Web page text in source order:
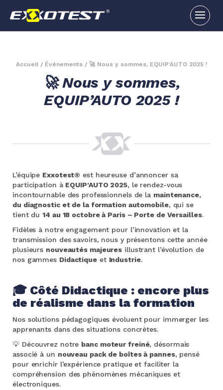
Accueil/ Événements/ 🚀 Nous y sommes, EQUIP’AUTO 2025 !
🚀 Nous y sommes,
EQUIP’AUTO 2025 !
L’équipe Exxotest® est heureuse d’annoncer sa
participation à EQUIP’AUTO 2025, le rendez-vous
incontournable des professionnels de la maintenance,
du diagnostic et de la formation automobile, qui se
tient du14 au 18 octobre à Paris – Porte de Versailles.
Fidèles à notre engagement pour l’innovation et la
transmission des savoirs, nous y présentons cette année
plusieurs nouveautés majeures illustrant l’évolution de
nos gammes Didactiqueet Industrie.
🎓 Côté Didactique : encore plus
de réalisme dans la formation
Nos solutions pédagogiques évoluent pour immerger les
apprenants dans des situations concrètes.
💡 Découvrez notre banc moteur freiné, désormais
associé à un nouveau pack de boîtes à pannes, pensé
pour enrichir l’expérience pratique et faciliter la
compréhension des phénomènes mécaniques et
électroniques.